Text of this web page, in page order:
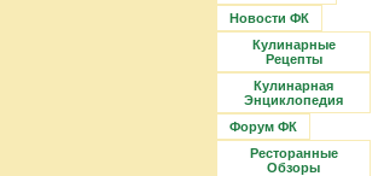
Новости ФК
Кулинарные
Рецепты
Кулинарная
Энциклопедия
Форум ФК
Ресторанные
Обзоры